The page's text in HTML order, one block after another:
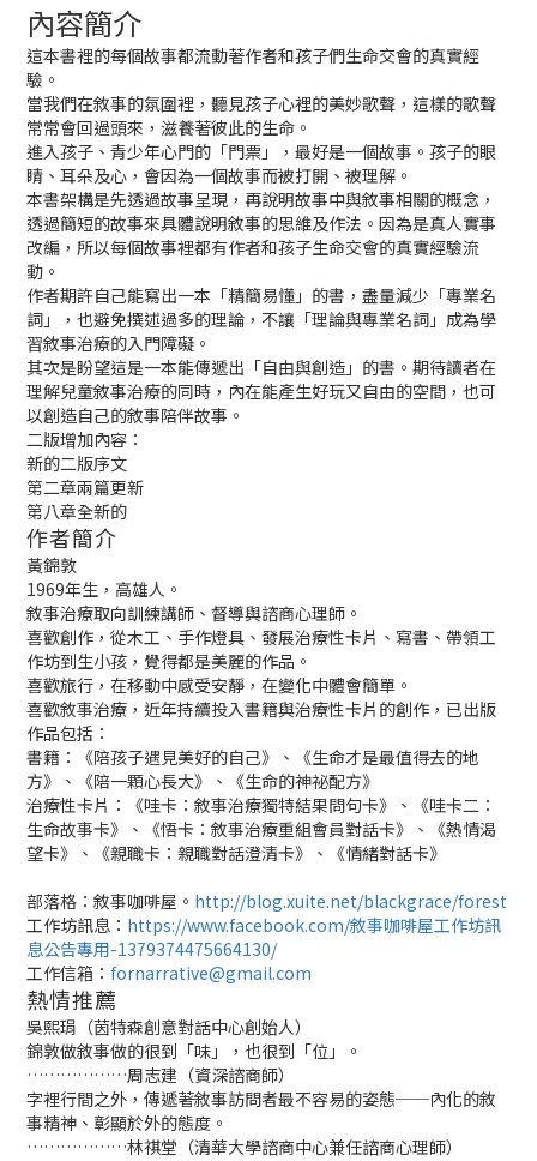
內容簡介
這本書裡的每個故事都流動著作者和孩子們生命交會的真實經
驗。
當我們在敘事的氛圍裡，聽見孩子心裡的美妙歌聲，這樣的歌聲
常常會回過頭來，滋養著彼此的生命。
進入孩子、青少年心門的「門票」，最好是一個故事。孩子的眼
睛、耳朵及心，會因為一個故事而被打開、被理解。
本書架構是先透過故事呈現，再說明故事中與敘事相關的概念，
透過簡短的故事來具體說明敘事的思維及作法。因為是真人實事
改編，所以每個故事裡都有作者和孩子生命交會的真實經驗流
動。
作者期許自己能寫出一本「精簡易懂」的書，盡量減少「專業名
詞」，也避免撰述過多的理論，不讓「理論與專業名詞」成為學
習敘事治療的入門障礙。
其次是盼望這是一本能傳遞出「自由與創造」的書。期待讀者在
理解兒童敘事治療的同時，內在能產生好玩又自由的空間，也可
以創造自己的敘事陪伴故事。
二版增加內容：
新的二版序文
第二章兩篇更新
第八章全新的
作者簡介
黃錦敦
1969年生，高雄人。
敘事治療取向訓練講師、督導與諮商心理師。
喜歡創作，從木工、手作燈具、發展治療性卡片、寫書、帶領工
作坊到生小孩，覺得都是美麗的作品。
喜歡旅行，在移動中感受安靜，在變化中體會簡單。
喜歡敘事治療，近年持續投入書籍與治療性卡片的創作，已出版
作品包括：
書籍：《陪孩子遇見美好的自己》、《生命才是最值得去的地
方》、《陪一顆心長大》、《生命的神祕配方》
治療性卡片：《哇卡：敘事治療獨特結果問句卡》、《哇卡二：
生命故事卡》、《悟卡：敘事治療重組會員對話卡》、《熱情渴
望卡》、《親職卡：親職對話澄清卡》、《情緒對話卡》
部落格：敘事咖啡屋。 http://blog.xuite.net/blackgrace/forest
工作坊訊息： https://www.facebook.com/敘事咖啡屋工作坊訊
息公告專用-1379374475664130/
工作信箱： fornarrative@gmail.com
熱情推薦
吳熙琄（茵特森創意對話中心創始人）
錦敦做敘事做的很到「味」，也很到「位」。
………………周志建（資深諮商師）
字裡行間之外，傳遞著敘事訪問者最不容易的姿態──內化的敘
事精神、彰顯於外的態度。
………………林祺堂（清華大學諮商中心兼任諮商心理師）